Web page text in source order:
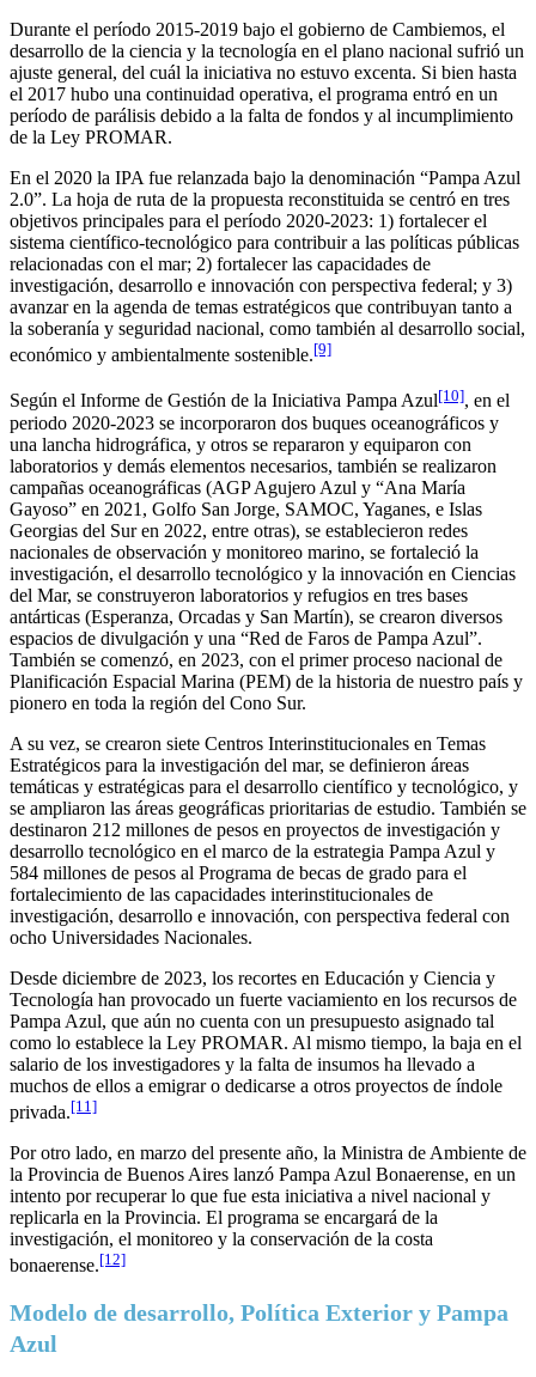
Durante el período 2015-2019 bajo el gobierno de Cambiemos, el
desarrollo de la ciencia y la tecnología en el plano nacional sufrió un
ajuste general, del cuál la iniciativa no estuvo excenta. Si bien hasta
el 2017 hubo una continuidad operativa, el programa entró en un
período de parálisis debido a la falta de fondos y al incumplimiento
de la Ley PROMAR.
En el 2020 la IPA fue relanzada bajo la denominación “Pampa Azul
2.0”. La hoja de ruta de la propuesta reconstituida se centró en tres
objetivos principales para el período 2020-2023: 1) fortalecer el
sistema científico-tecnológico para contribuir a las políticas públicas
relacionadas con el mar; 2) fortalecer las capacidades de
investigación, desarrollo e innovación con perspectiva federal; y 3)
avanzar en la agenda de temas estratégicos que contribuyan tanto a
la soberanía y seguridad nacional, como también al desarrollo social,
económico y ambientalmente sostenible.[9]
Según el Informe de Gestión de la Iniciativa Pampa Azul[10], en el
periodo 2020-2023 se incorporaron dos buques oceanográficos y
una lancha hidrográfica, y otros se repararon y equiparon con
laboratorios y demás elementos necesarios, también se realizaron
campañas oceanográficas (AGP Agujero Azul y “Ana María
Gayoso” en 2021, Golfo San Jorge, SAMOC, Yaganes, e Islas
Georgias del Sur en 2022, entre otras), se establecieron redes
nacionales de observación y monitoreo marino, se fortaleció la
investigación, el desarrollo tecnológico y la innovación en Ciencias
del Mar, se construyeron laboratorios y refugios en tres bases
antárticas (Esperanza, Orcadas y San Martín), se crearon diversos
espacios de divulgación y una “Red de Faros de Pampa Azul”.
También se comenzó, en 2023, con el primer proceso nacional de
Planificación Espacial Marina (PEM) de la historia de nuestro país y
pionero en toda la región del Cono Sur.
A su vez, se crearon siete Centros Interinstitucionales en Temas
Estratégicos para la investigación del mar, se definieron áreas
temáticas y estratégicas para el desarrollo científico y tecnológico, y
se ampliaron las áreas geográficas prioritarias de estudio. También se
destinaron 212 millones de pesos en proyectos de investigación y
desarrollo tecnológico en el marco de la estrategia Pampa Azul y
584 millones de pesos al Programa de becas de grado para el
fortalecimiento de las capacidades interinstitucionales de
investigación, desarrollo e innovación, con perspectiva federal con
ocho Universidades Nacionales.
Desde diciembre de 2023, los recortes en Educación y Ciencia y
Tecnología han provocado un fuerte vaciamiento en los recursos de
Pampa Azul, que aún no cuenta con un presupuesto asignado tal
como lo establece la Ley PROMAR. Al mismo tiempo, la baja en el
salario de los investigadores y la falta de insumos ha llevado a
muchos de ellos a emigrar o dedicarse a otros proyectos de índole
privada.[11]
Por otro lado, en marzo del presente año, la Ministra de Ambiente de
la Provincia de Buenos Aires lanzó Pampa Azul Bonaerense, en un
intento por recuperar lo que fue esta iniciativa a nivel nacional y
replicarla en la Provincia. El programa se encargará de la
investigación, el monitoreo y la conservación de la costa
bonaerense.[12]
Modelo de desarrollo, Política Exterior y Pampa
Azul